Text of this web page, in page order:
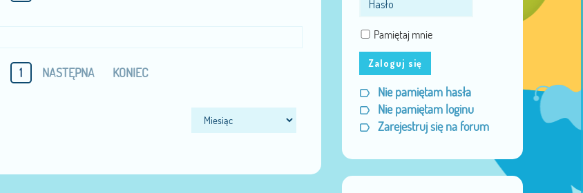
1 NASTĘPNA KONIEC
Pamiętaj mnie
Zaloguj się
Nie pamiętam hasła
Nie pamiętam loginu
Zarejestruj się na forum